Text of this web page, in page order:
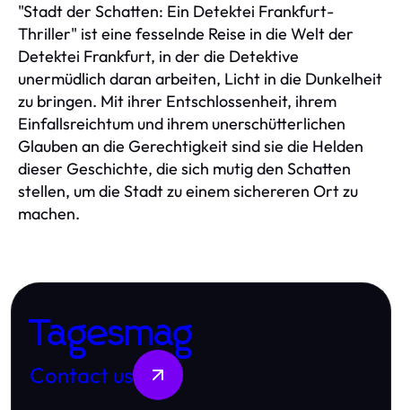
"Stadt der Schatten: Ein Detektei Frankfurt-
Thriller" ist eine fesselnde Reise in die Welt der
Detektei Frankfurt, in der die Detektive
unermüdlich daran arbeiten, Licht in die Dunkelheit
zu bringen. Mit ihrer Entschlossenheit, ihrem
Einfallsreichtum und ihrem unerschütterlichen
Glauben an die Gerechtigkeit sind sie die Helden
dieser Geschichte, die sich mutig den Schatten
stellen, um die Stadt zu einem sichereren Ort zu
machen.
Tagesmag
Contact us